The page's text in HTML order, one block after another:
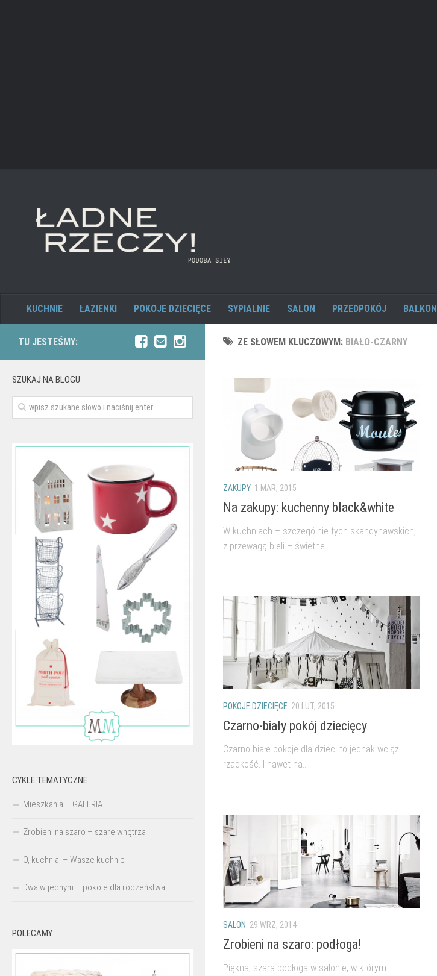
KUCHNIE ŁAZIENKI POKOJE DZIECIĘCE SYPIALNIE SALON PRZEDPOKÓJ BALKON
ZE SŁOWEM KLUCZOWYM: BIAŁO-CZARNY
ZAKUPY 1 MAR, 2015
Na zakupy: kuchenny black&white
W kuchniach – szczególnie tych skandynawskich,
z przewagą bieli – świetne...
POKOJE DZIECIĘCE 20 LUT, 2015
Czarno-biały pokój dziecięcy
Czarno-białe pokoje dla dzieci to jednak wciąż
rzadkość. I nawet na...
SALON 29 WRZ, 2014
Zrobieni na szaro: podłoga!
Piękna, szara podłoga w salonie, w którym
TU JESTEŚMY:
SZUKAJ NA BLOGU
CYKLE TEMATYCZNE
Mieszkania – GALERIA
Zrobieni na szaro – szare wnętrza
O, kuchnia! – Wasze kuchnie
Dwa w jednym – pokoje dla rodzeństwa
POLECAMY